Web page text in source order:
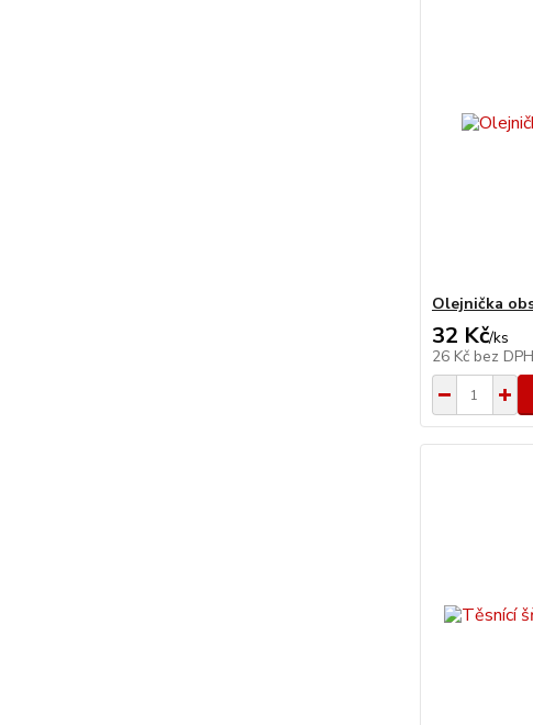
Olejnička
32 Kč/ks
26 Kč bez DPH